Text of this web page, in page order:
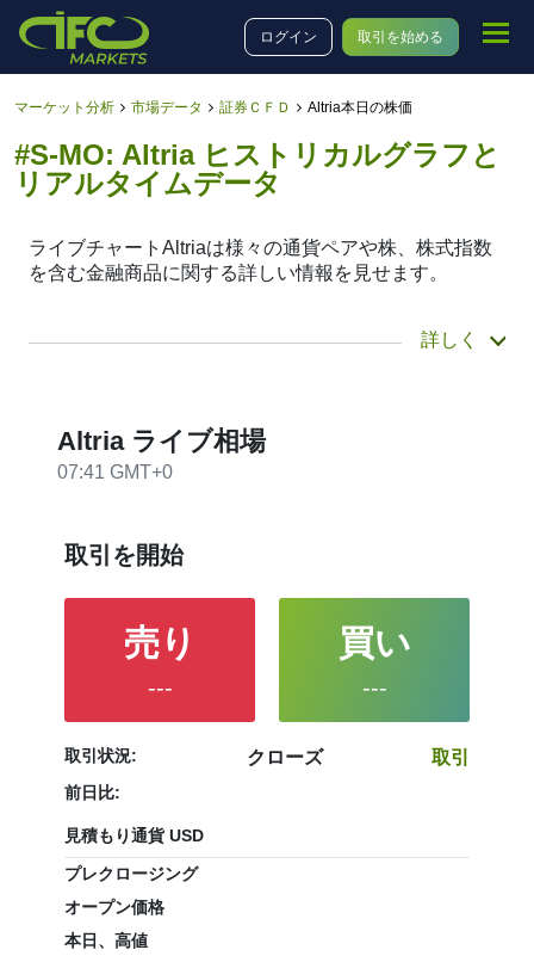
ログイン 取引を始める
マーケット分析 市場データ 証券ＣＦＤ Altria本日の株価
#S-MO: Altria ヒストリカルグラフと
リアルタイムデータ
ライブチャートAltriaは様々の通貨ペアや株、株式指数
を含む金融商品に関する詳しい情報を見せます。
チャートメニューから商品カテゴリーそれから商品
キャンドルチャートに変更できます。
詳しく
Altria ライブ相場
07:41 GMT+0
取引を開始
売り
---
買い
---
取引状況: クローズ 取引
前日比:
見積もり通貨 USD
プレクロージング
オープン価格
本日、高値